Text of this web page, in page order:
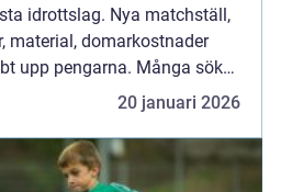
idrottslag. Nya matchställ,
material, domarkostnader
upp pengarna. Många söker
sätt att tjäna pengar lag
20 januari 2026